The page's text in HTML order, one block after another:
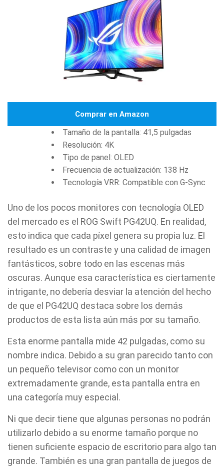
Comprar en Amazon
Tamaño de la pantalla: 41,5 pulgadas
Resolución: 4K
Tipo de panel: OLED
Frecuencia de actualización: 138 Hz
Tecnología VRR: Compatible con G-Sync
Uno de los pocos monitores con tecnología OLED
del mercado es el ROG Swift PG42UQ. En realidad,
esto indica que cada píxel genera su propia luz. El
resultado es un contraste y una calidad de imagen
fantásticos, sobre todo en las escenas más
oscuras. Aunque esa característica es ciertamente
intrigante, no debería desviar la atención del hecho
de que el PG42UQ destaca sobre los demás
productos de esta lista aún más por su tamaño.
Esta enorme pantalla mide 42 pulgadas, como su
nombre indica. Debido a su gran parecido tanto con
un pequeño televisor como con un monitor
extremadamente grande, esta pantalla entra en
una categoría muy especial.
Ni que decir tiene que algunas personas no podrán
utilizarlo debido a su enorme tamaño porque no
tienen suficiente espacio de escritorio para algo tan
grande. También es una gran pantalla de juegos de